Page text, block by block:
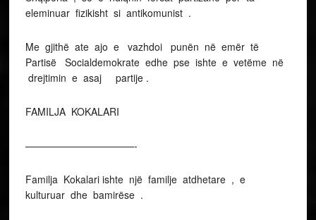
eleminuar fizikisht si antikomunist .
Me gjithë ate ajo e vazhdoi punën në emër të
Partisë Socialdemokrate edhe pse ishte e vetëme në
drejtimin e asaj partije .
FAMILJA KOKALARI
———————————-
Familja Kokalari ishte një familje atdhetare , e
kulturuar dhe bamirëse .